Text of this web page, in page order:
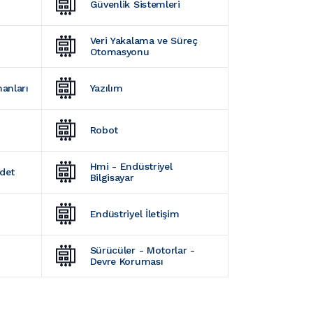
Güvenlik Sistemleri
Veri Yakalama ve Süreç
Otomasyonu
Yazılım
Robot
Hmi - Endüstriyel
Bilgisayar
Endüstriyel İletişim
Sürücüler - Motorlar -
Devre Koruması